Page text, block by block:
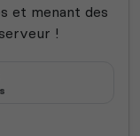
et menant des
!